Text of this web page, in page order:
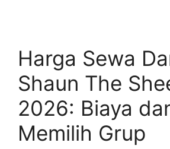
Harga Sewa
Shaun The
2026: Biaya
Memilih Grup